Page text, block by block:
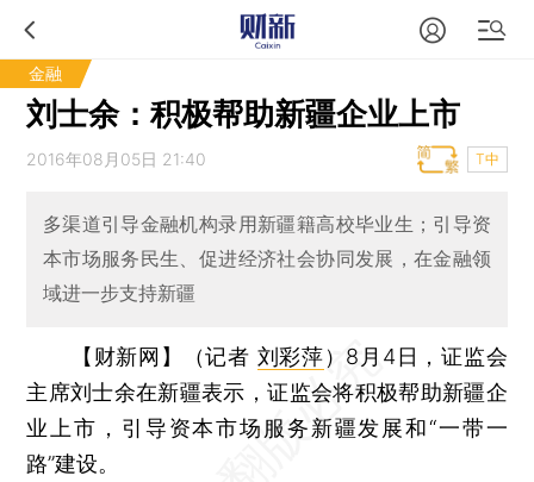
金融
刘士余：积极帮助新疆企业上市
2016年08月05日 21:40 T中
多渠道引导金融机构录用新疆籍高校毕业生；引导资
本市场服务民生、促进经济社会协同发展，在金融领
域进一步支持新疆
【财新网】（记者 刘彩萍） 8月4日，证监会
主席刘士余在新疆表示，证监会将积极帮助新疆企
业上市，引导资本市场服务新疆发展和“一带一
路”建设。